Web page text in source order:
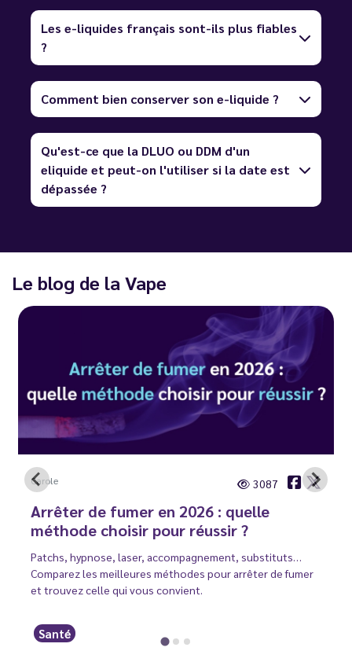
Les e-liquides français sont-ils plus fiables
?
Comment bien conserver son e-liquide ?
Qu'est-ce que la DLUO ou DDM d'un
eliquide et peut-on l'utiliser si la date est
dépassée ?
Le blog de la Vape
Carole 3087
Arrêter de fumer en 2026 : quelle
méthode choisir pour réussir ?
Patchs, hypnose, laser, accompagnement, substituts…
Comparez les meilleures méthodes pour arrêter de fumer
et trouvez celle qui vous convient.
Santé